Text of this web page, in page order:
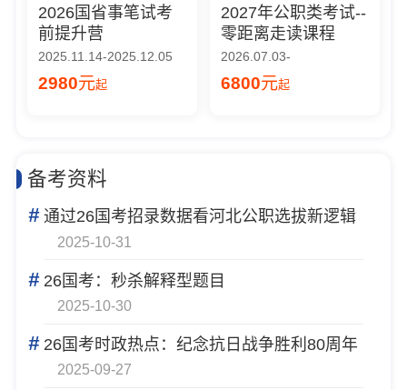
2026国省事笔试考
前提升营
2025.11.14-2025.12.05
2980元起
2027年公职类考试--
零距离走读课程
2026.07.03-
6800元起
备考资料
#通过26国考招录数据看河北公职选拔新逻辑
2025-10-31
#26国考：秒杀解释型题目
2025-10-30
#26国考时政热点：纪念抗日战争胜利80周年
2025-09-27